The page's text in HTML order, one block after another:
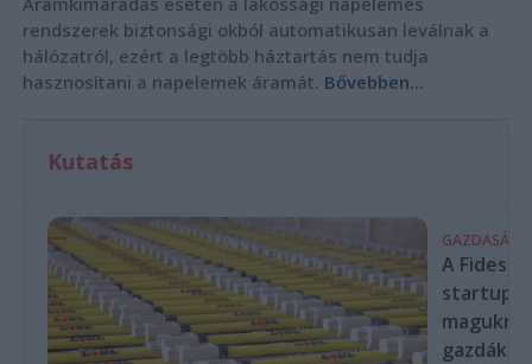
rendszerek biztonsági okból automatikusan leválnak a
hálózatról, ezért a legtöbb háztartás nem tudja
hasznosítani a napelemek áramát. Bővebben...
Kutatás
GAZDASÁG
A
magukra
gazdákat